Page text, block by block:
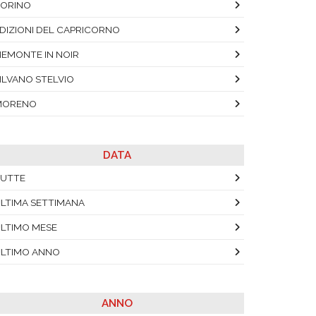
DEL CAPRICORNO
IN NOIR
STELVIO
DATA
SETTIMANA
MESE
ANNO
ANNO